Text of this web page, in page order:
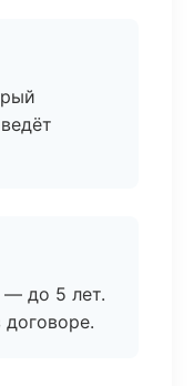
до 5 лет.